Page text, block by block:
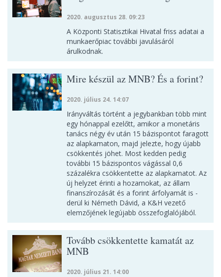
2020. augusztus 28. 09:23
A Központi Statisztikai Hivatal friss adatai a
munkaerőpiac további javulásáról
árulkodnak.
Mire készül az MNB? És a forint?
2020. július 24. 14:07
Irányváltás történt a jegybankban több mint
egy hónappal ezelőtt, amikor a monetáris
tanács négy év után 15 bázispontot faragott
az alapkamaton, majd jelezte, hogy újabb
csökkentés jöhet. Most kedden pedig
további 15 bázispontos vágással 0,6
százalékra csökkentette az alapkamatot. Az
új helyzet érinti a hozamokat, az állam
finanszírozását és a forint árfolyamát is -
derül ki Németh Dávid, a K&H vezető
elemzőjének legújabb összefoglalójából.
Tovább csökkentette kamatát az
MNB
2020. július 21. 14:00